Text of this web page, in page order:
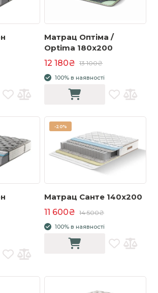
Матрац Оптіма /
Optima 180x200
12 180₴ 13 100₴
100% в наявності
-20%
Матрац Санте 140x200
11 600₴ 14 500₴
100% в наявності